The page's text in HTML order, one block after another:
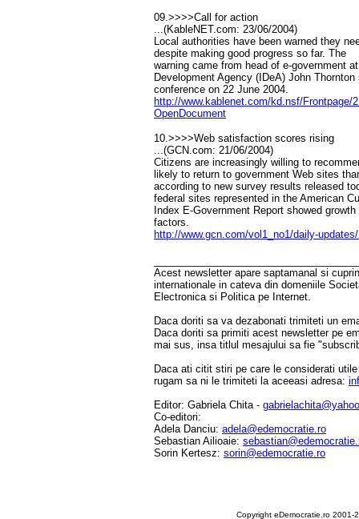
09.>>>>Call for action
...(KableNET.com: 23/06/2004)
Local authorities have been warned they
despite making good progress so far. The
warning came from head of e-government
Development Agency (IDeA) John
conference on 22 June 2004.
http://www.kablenet.com/kd.nsf/Frontpage/
OpenDocument
10.>>>>Web satisfaction scores rising
...(GCN.com: 21/06/2004)
Citizens are increasingly willing to
likely to return to government Web sites
according to new survey results released
federal sites represented in the American
Index E-Government Report showed
factors.
http://www.gcn.com/vol1_no1/daily-
Acest newsletter apare saptamanal si
internationale in cateva din domeniile
Electronica si Politica pe Internet.
Daca doriti sa va dezabonati trimiteti un
Daca doriti sa primiti acest newsletter pe
mai sus, insa titlul mesajului sa fie
Daca ati citit stiri pe care le considerati
rugam sa ni le trimiteti la aceeasi adresa:
Editor: Gabriela Chita -
Co-editori:
Adela Danciu: adela@edemocratie.ro
Sebastian Ailioaie:
Sorin Kertesz: sorin@edemocratie.ro
Copyright eDemocratie.ro 2001-